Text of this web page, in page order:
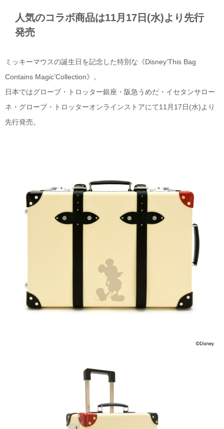
人気のコラボ商品は11月17日(水)より先行
発売
ミッキーマウスの誕生日を記念した特別な《Disney‘This Bag
Contains Magic’Collection》。
日本ではグローブ・トロッター銀座・阪急うめだ・イセタンサロー
ネ・グローブ・トロッターオンラインストアにて11月17日(水)より
先行発売。